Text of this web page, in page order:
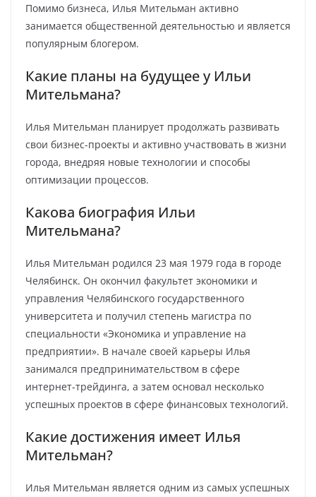
Помимо бизнеса, Илья Мительман активно
занимается общественной деятельностью и является
популярным блогером.
Какие планы на будущее у Ильи
Мительмана?
Илья Мительман планирует продолжать развивать
свои бизнес-проекты и активно участвовать в жизни
города, внедряя новые технологии и способы
оптимизации процессов.
Какова биография Ильи
Мительмана?
Илья Мительман родился 23 мая 1979 года в городе
Челябинск. Он окончил факультет экономики и
управления Челябинского государственного
университета и получил степень магистра по
специальности «Экономика и управление на
предприятии». В начале своей карьеры Илья
занимался предпринимательством в сфере
интернет-трейдинга, а затем основал несколько
успешных проектов в сфере финансовых технологий.
Какие достижения имеет Илья
Мительман?
Илья Мительман является одним из самых успешных